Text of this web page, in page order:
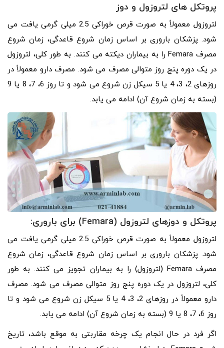
پروتکل های لتروزول و دوز
لتروزول معمولاً به صورت قرص خوراکی 2.5 میلی گرمی یافت می
شود. پزشکان باروری بر اساس زمان شروع قاعدگی، زمان شروع
مصرف Femara را به بیماران دیکته می کنند. به طور کلی، لتروزول
در یک دوره پنج روز متوالی مصرف می شود. مصرف دارو معمولاً در
روزهای 2، 3، 4 یا 5 سیکل زن شروع می شود و تا روز 6، 7، 8 یا 9
(بسته به زمان شروع آن) ادامه می یابد.
پروتکل و دوزهای لتروزول (Femara) برای باروری:
لتروزول معمولاً به صورت قرص خوراکی 2.5 میلی گرمی یافت می
شود. پزشکان باروری بر اساس زمان شروع قاعدگی، زمان شروع
مصرف Femara (لتروزول) را به بیماران تجویز می کنند. به طور
کلی، لتروزول در یک دوره پنج روز متوالی مصرف می شود. مصرف
دارو معمولاً در روزهای 2، 3، 4 یا 5 سیکل زن شروع می شود و تا
روز 6، 7، 8 یا 9 (بسته به زمان شروع آن) ادامه می یابد.
اگر فرد در حال انجام یک چرخه مقاربتی به موقع باشد، تاریخ